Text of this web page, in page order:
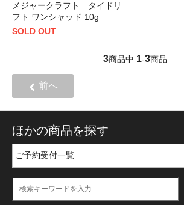
メジャークラフト タイドリ
フト ワンシャッド 10g
SOLD OUT
3商品中 1-3商品
前へ
ほかの商品を探す